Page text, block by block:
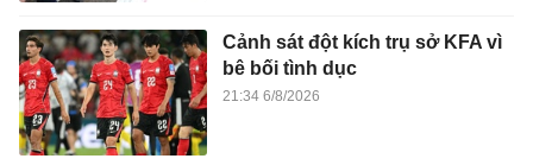
Cảnh sát đột kích trụ sở KFA vì
bê bối tình dục
21:34 6/8/2026